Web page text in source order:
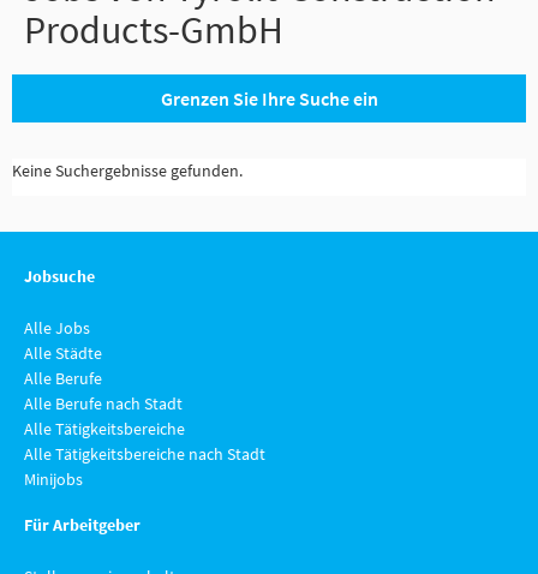
Products-GmbH
Grenzen Sie Ihre Suche ein
Keine Suchergebnisse gefunden.
Jobsuche
Alle Jobs
Alle Städte
Alle Berufe
Alle Berufe nach Stadt
Alle Tätigkeitsbereiche
Alle Tätigkeitsbereiche nach Stadt
Minijobs
Für Arbeitgeber